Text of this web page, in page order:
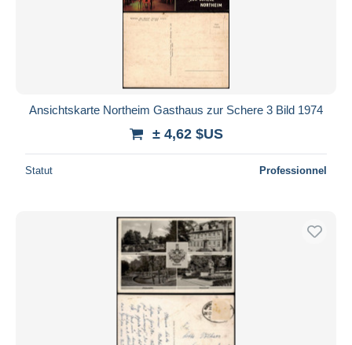
Ansichtskarte Northeim Gasthaus zur Schere 3 Bild 1974
± 4,62 $US
Statut Professionnel